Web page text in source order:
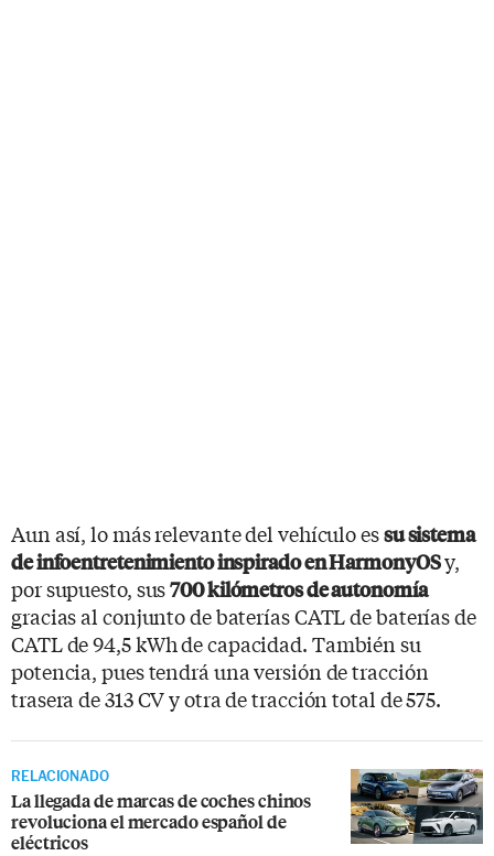
Aun así, lo más relevante del vehículo essu sistema
de infoentretenimiento inspirado en HarmonyOSy,
por supuesto, sus700 kilómetros de autonomía
gracias al conjunto de baterías CATL de baterías de
CATL de 94,5 kWh de capacidad. También su
potencia, pues tendrá una versión de tracción
trasera de 313 CV y otra de tracción total de 575.
RELACIONADO
La llegada de marcas de coches chinos
revoluciona el mercado español de
eléctricos